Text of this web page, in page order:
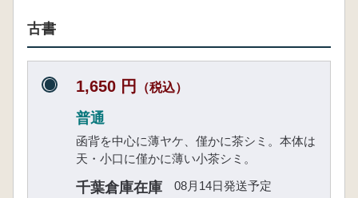
古書
1,650 円 （税込）
普通
函背を中心に薄ヤケ、僅かに茶シミ。本体は
天・小口に僅かに薄い小茶シミ。
千葉倉庫在庫 08月14日発送予定